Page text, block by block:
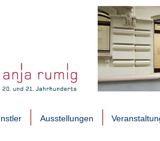
Ausstellungen